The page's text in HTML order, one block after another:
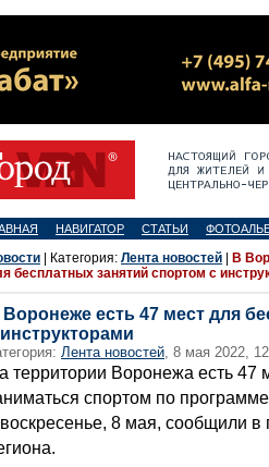
НАВИГАТОР СТАТЬИ
| Категория: Лента новостей
В
бесплатных занятий спортом с
Воронеже есть 47 мест для
Лента новостей, 8 мая 2022,
территории Воронежа есть 47
спортом по
8 мая, сообщили в